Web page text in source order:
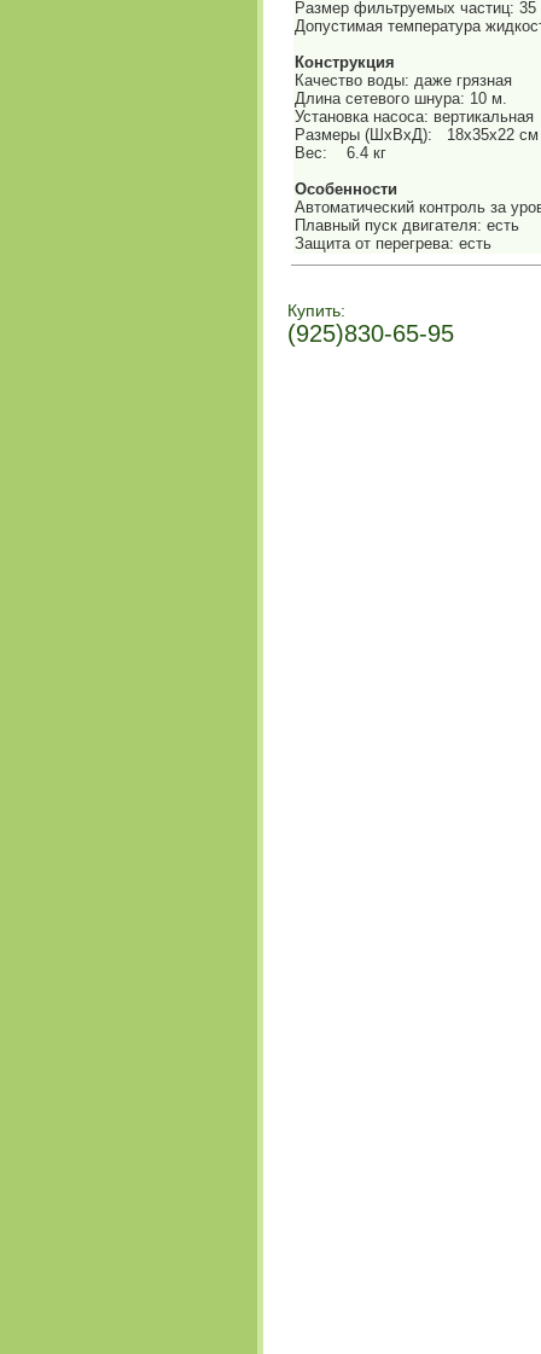
Размер фильтруемых частиц:
Допустимая температура
Конструкция
Качество воды: даже грязная
Длина сетевого шнура: 10 м.
Установка насоса: вертикальная
Размеры (ШхВхД): 18x35x22 см
Вес: 6.4 кг
Особенности
Автоматический контроль за
Плавный пуск двигателя: есть
Защита от перегрева: есть
Купить:
(925)830-65-95